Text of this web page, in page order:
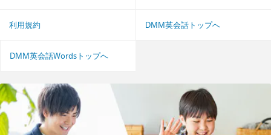
利用規約 DMM英会話トップへ
DMM英会話Wordsトップへ